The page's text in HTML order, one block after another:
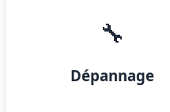
🔧
Dépannage